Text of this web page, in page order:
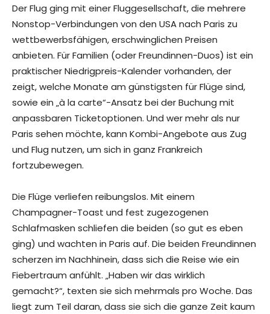
Der Flug ging mit einer Fluggesellschaft, die mehrere
Nonstop-Verbindungen von den USA nach Paris zu
wettbewerbsfähigen, erschwinglichen Preisen
anbieten. Für Familien (oder Freundinnen-Duos) ist ein
praktischer Niedrigpreis-Kalender vorhanden, der
zeigt, welche Monate am günstigsten für Flüge sind,
sowie ein „à la carte“-Ansatz bei der Buchung mit
anpassbaren Ticketoptionen. Und wer mehr als nur
Paris sehen möchte, kann Kombi-Angebote aus Zug
und Flug nutzen, um sich in ganz Frankreich
fortzubewegen.
Die Flüge verliefen reibungslos. Mit einem
Champagner-Toast und fest zugezogenen
Schlafmasken schliefen die beiden (so gut es eben
ging) und wachten in Paris auf. Die beiden Freundinnen
scherzen im Nachhinein, dass sich die Reise wie ein
Fiebertraum anfühlt. „Haben wir das wirklich
gemacht?“, texten sie sich mehrmals pro Woche. Das
liegt zum Teil daran, dass sie sich die ganze Zeit kaum